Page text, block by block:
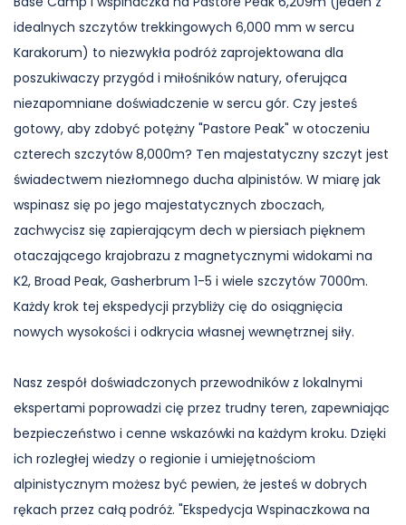
idealnych szczytów trekkingowych 6,000 mm w sercu
Karakorum) to niezwykła podróż zaprojektowana dla
poszukiwaczy przygód i miłośników natury, oferująca
niezapomniane doświadczenie w sercu gór. Czy jesteś
gotowy, aby zdobyć potężny "Pastore Peak" w otoczeniu
czterech szczytów 8,000m? Ten majestatyczny szczyt jest
świadectwem niezłomnego ducha alpinistów. W miarę jak
wspinasz się po jego majestatycznych zboczach,
zachwycisz się zapierającym dech w piersiach pięknem
otaczającego krajobrazu z magnetycznymi widokami na
K2, Broad Peak, Gasherbrum 1-5 i wiele szczytów 7000m.
Każdy krok tej ekspedycji przybliży cię do osiągnięcia
nowych wysokości i odkrycia własnej wewnętrznej siły.
Nasz zespół doświadczonych przewodników z lokalnymi
ekspertami poprowadzi cię przez trudny teren, zapewniając
bezpieczeństwo i cenne wskazówki na każdym kroku. Dzięki
ich rozległej wiedzy o regionie i umiejętnościom
alpinistycznym możesz być pewien, że jesteś w dobrych
rękach przez całą podróż. "Ekspedycja Wspinaczkowa na